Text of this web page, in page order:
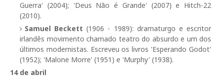
Guerra' (2004); 'Deus Não é Grande' (2007) e Hitch-22
(2010).
Samuel Beckett(1906 - 1989): dramaturgo e escritor
irlandês movimento chamado teatro do absurdo e um dos
últimos modernistas. Escreveu os livros 'Esperando Godot'
(1952); 'Malone Morre' (1951) e 'Murphy' (1938).
14 de abril